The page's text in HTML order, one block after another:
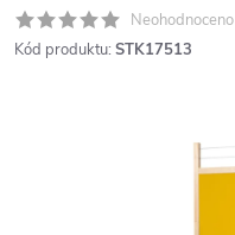
Neohodnoceno
Kód produktu: STK17513